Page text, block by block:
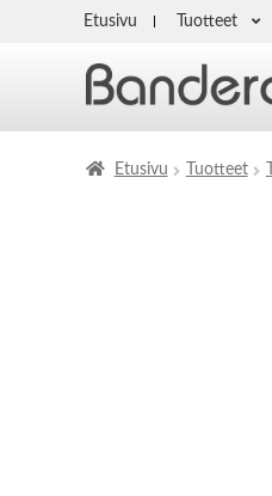
Etusivu Tuotteet
Etusivu Tuotteet